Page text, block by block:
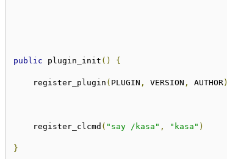
public plugin_init () {
    register_plugin
( PLUGIN , VERSION , AUTHOR)
    register_clcmd
( "say /kasa" , "kasa" )
}